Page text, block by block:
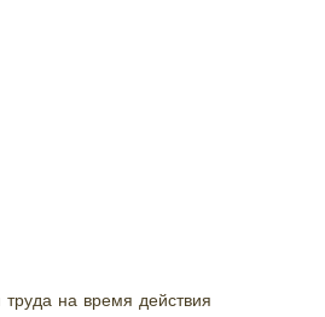
на время действия